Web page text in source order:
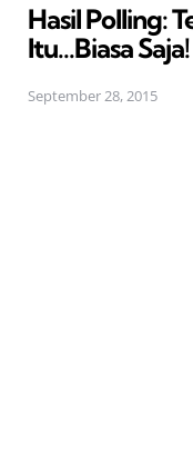
Hasil Polling:
Itu...Biasa Saja!
September 28, 2015